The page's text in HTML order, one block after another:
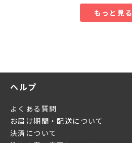
もっと見る
ヘルプ
よくある質問
お届け期間・配送について
決済について